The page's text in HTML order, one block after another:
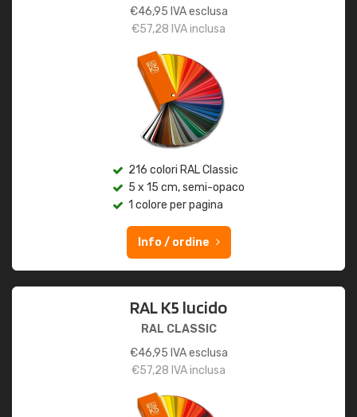
€46,95 IVA esclusa
€57,28 IVA inclusa
216 colori RAL Classic
5 x 15 cm, semi-opaco
1 colore per pagina
Info / ordine
RAL K5 lucido
RAL CLASSIC
€46,95 IVA esclusa
€57,28 IVA inclusa